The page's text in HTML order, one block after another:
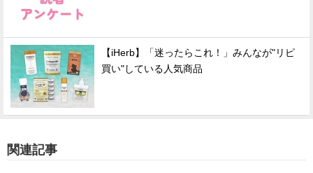
【iHerb】「迷ったらこれ！」みんなが"リピ
買い"している人気商品
関連記事